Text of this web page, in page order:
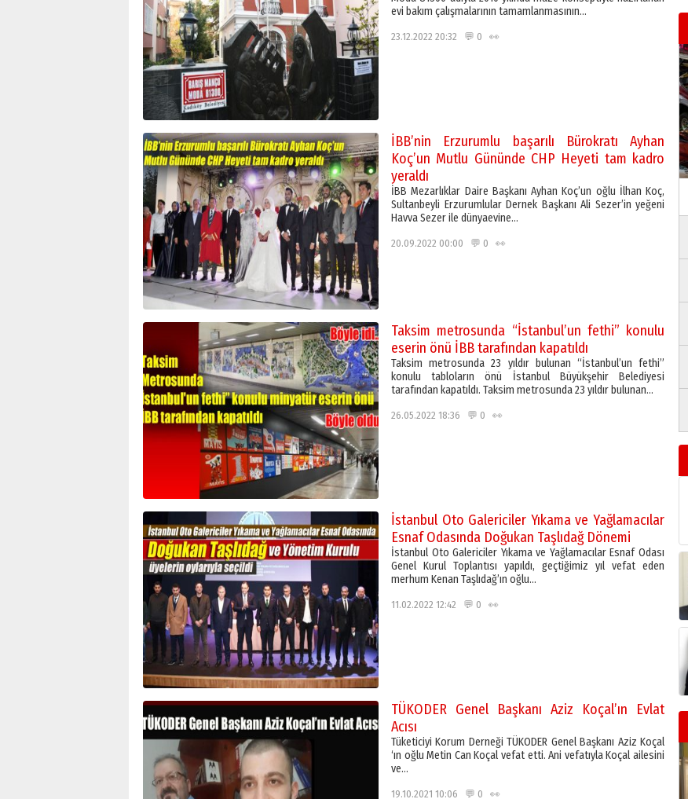
evi bakım çalışmalarının tamamlanmasının…
23.12.2022 20:32 💬 0 👀
İBB’nin Erzurumlu başarılı Bürokratı Ayhan
Koç’un Mutlu Gününde CHP Heyeti tam kadro
yeraldı
İBB Mezarlıklar Daire Başkanı Ayhan Koç’un oğlu İlhan Koç,
Sultanbeyli Erzurumlular Dernek Başkanı Ali Sezer’in yeğeni
Havva Sezer ile dünyaevine…
20.09.2022 00:00 💬 0 👀
Taksim metrosunda “İstanbul’un fethi” konulu
eserin önü İBB tarafından kapatıldı
Taksim metrosunda 23 yıldır bulunan “İstanbul’un fethi”
konulu tabloların önü İstanbul Büyükşehir Belediyesi
tarafından kapatıldı. Taksim metrosunda 23 yıldır bulunan…
26.05.2022 18:36 💬 0 👀
İstanbul Oto Galericiler Yıkama ve Yağlamacılar
Esnaf Odasında Doğukan Taşlıdağ Dönemi
İstanbul Oto Galericiler Yıkama ve Yağlamacılar Esnaf Odası
Genel Kurul Toplantısı yapıldı, geçtiğimiz yıl vefat eden
merhum Kenan Taşlıdağ’ın oğlu…
11.02.2022 12:42 💬 0 👀
TÜKODER Genel Başkanı Aziz Koçal’ın Evlat
Acısı
Tüketiciyi Korum Derneği TÜKODER Genel Başkanı Aziz Koçal
‘ın oğlu Metin Can Koçal vefat etti. Ani vefatıyla Koçal ailesini
ve…
19.10.2021 10:06 💬 0 👀